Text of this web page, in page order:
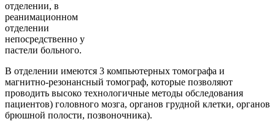
отделении, в
реанимационном
отделении
непосредственно у
пастели больного.
В отделении имеются 3 компьютерных томографа и
магнитно-резонансный томограф, которые позволяют
проводить высоко технологичные методы обследования
пациентов) головного мозга, органов грудной клетки, органов
брюшной полости, позвоночника).